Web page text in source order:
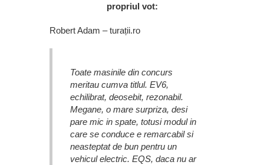
propriul vot:
Robert Adam – turații.ro
Toate masinile din concurs
meritau cumva titlul. EV6,
echilibrat, deosebit, rezonabil.
Megane, o mare surpriza, desi
pare mic in spate, totusi modul in
care se conduce e remarcabil si
neasteptat de bun pentru un
vehicul electric. EQS, daca nu ar